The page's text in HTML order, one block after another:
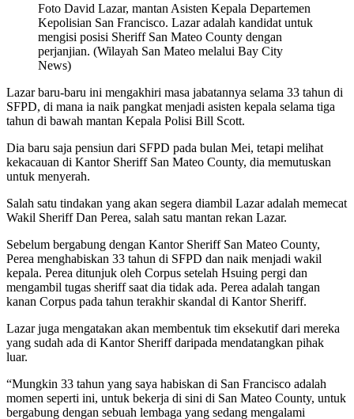
Foto David Lazar, mantan Asisten Kepala Departemen
Kepolisian San Francisco. Lazar adalah kandidat untuk
mengisi posisi Sheriff San Mateo County dengan
perjanjian. (Wilayah San Mateo melalui Bay City
News)
Lazar baru-baru ini mengakhiri masa jabatannya selama 33 tahun di
SFPD, di mana ia naik pangkat menjadi asisten kepala selama tiga
tahun di bawah mantan Kepala Polisi Bill Scott.
Dia baru saja pensiun dari SFPD pada bulan Mei, tetapi melihat
kekacauan di Kantor Sheriff San Mateo County, dia memutuskan
untuk menyerah.
Salah satu tindakan yang akan segera diambil Lazar adalah memecat
Wakil Sheriff Dan Perea, salah satu mantan rekan Lazar.
Sebelum bergabung dengan Kantor Sheriff San Mateo County,
Perea menghabiskan 33 tahun di SFPD dan naik menjadi wakil
kepala. Perea ditunjuk oleh Corpus setelah Hsuing pergi dan
mengambil tugas sheriff saat dia tidak ada. Perea adalah tangan
kanan Corpus pada tahun terakhir skandal di Kantor Sheriff.
Lazar juga mengatakan akan membentuk tim eksekutif dari mereka
yang sudah ada di Kantor Sheriff daripada mendatangkan pihak
luar.
“Mungkin 33 tahun yang saya habiskan di San Francisco adalah
momen seperti ini, untuk bekerja di sini di San Mateo County, untuk
bergabung dengan sebuah lembaga yang sedang mengalami